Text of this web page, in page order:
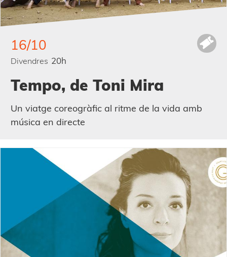
16/10
Divendres 20h
Tempo, de Toni Mira
Un viatge coreogràfic al ritme de la vida amb
música en directe